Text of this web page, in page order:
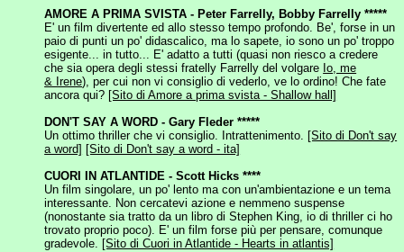
AMORE A PRIMA SVISTA - Peter Farrelly, Bobby Farrelly *****
E' un film divertente ed allo stesso tempo profondo. Be', forse in un
paio di punti un po' didascalico, ma lo sapete, io sono un po' troppo
esigente... in tutto... E' adatto a tutti (quasi non riesco a credere
che sia opera degli stessi fratelly Farrelly del volgare Io, me
& Irene), per cui non vi consiglio di vederlo, ve lo ordino! Che fate
ancora qui? [Sito di Amore a prima svista - Shallow hall]
DON'T SAY A WORD - Gary Fleder *****
Un ottimo thriller che vi consiglio. Intrattenimento. [Sito di Don't say
a word] [Sito di Don't say a word - ita]
CUORI IN ATLANTIDE - Scott Hicks ****
Un film singolare, un po' lento ma con un'ambientazione e un tema
interessante. Non cercatevi azione e nemmeno suspense
(nonostante sia tratto da un libro di Stephen King, io di thriller ci ho
trovato proprio poco). E' un film forse più per pensare, comunque
gradevole. [Sito di Cuori in Atlantide - Hearts in atlantis]